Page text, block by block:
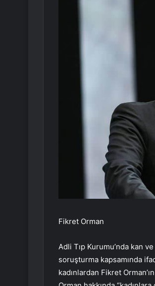
Fikret Orman
Adli Tıp Kurumu’nda kan
soruşturma kapsamında
kadınlardan Fikret